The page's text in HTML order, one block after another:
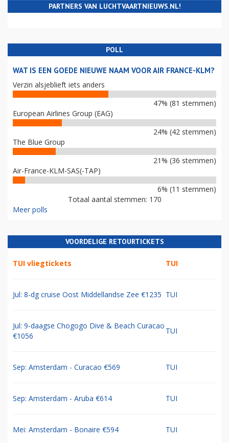
PARTNERS VAN LUCHTVAARTNIEUWS.NL!
POLL
WAT IS EEN GOEDE NIEUWE NAAM VOOR AIR FRANCE-KLM?
Verzin alsjeblieft iets anders
47% (81 stemmen)
European Airlines Group (EAG)
24% (42 stemmen)
The Blue Group
21% (36 stemmen)
Air-France-KLM-SAS(-TAP)
6% (11 stemmen)
Totaal aantal stemmen: 170
Meer polls
VOORDELIGE RETOURTICKETS
TUI vliegtickets TUI
Jul: 8-dg cruise Oost Middellandse Zee €1235 TUI
Jul: 9-daagse Chogogo Dive & Beach Curacao
€1056
TUI
Sep: Amsterdam - Curacao €569 TUI
Sep: Amsterdam - Aruba €614 TUI
Mei: Amsterdam - Bonaire €594 TUI